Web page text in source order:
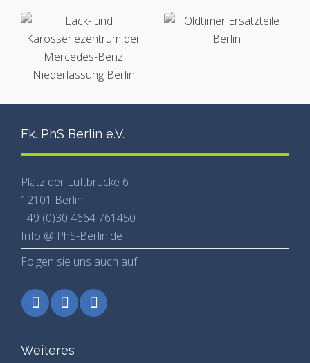
Fk. PhS Berlin e.V.
Platz der Luftbrücke 6
12101 Berlin
+49 (0)30 4664 761450
Info @ PhS-Berlin.de
Folgen sie uns auch auf:
Weiteres